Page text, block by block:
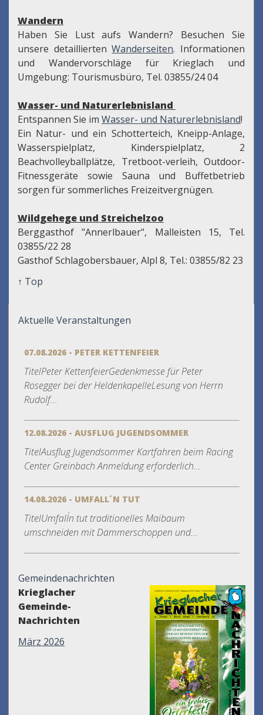
Wandern
Haben Sie Lust aufs Wandern? Besuchen Sie
unsere detailliertenWanderseiten. Informationen
und Wandervorschläge für Krieglach und
Umgebung: Tourismusbüro, Tel. 03855/24 04
Wasser- und Naturerlebnisland
Entspannen Sie im Wasser- und Naturerlebnisland!
Ein Natur- und ein Schotterteich, Kneipp-Anlage,
Wasserspielplatz, Kinderspielplatz, 2
Beachvolleyballplätze, Tretboot-verleih, Outdoor-
Fitnessgeräte sowie Sauna und Buffetbetrieb
sorgen für sommerliches Freizeitvergnügen.
Wildgehege und Streichelzoo
Berggasthof "Annerlbauer", Malleisten 15, Tel.
03855/22 28
Gasthof Schlagobersbauer, Alpl 8, Tel.: 03855/82 23
↑ Top
Aktuelle Veranstaltungen
07.08.2026 - PETER KETTENFEIER
TitelPeter KettenfeierGedenkmesse für Peter
Rosegger bei der HeldenkapelleLesung von Herrn
Rudolf...
12.08.2026 - AUSFLUG JUGENDSOMMER
TitelAusflug Jugendsommer Kartfahren beim Racing
Center Greinbach Anmeldung erforderlich...
14.08.2026 - UMFALL´N TUT
TitelUmfall´n tut traditionelles Maibaum
umschneiden mit Dämmerschoppen und...
Gemeindenachrichten
Krieglacher
Gemeinde-
Nachrichten
März 2026